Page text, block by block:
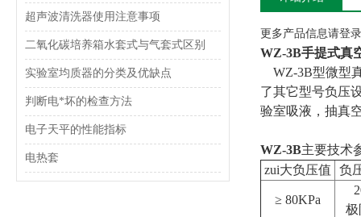
超声波清洗器使用注意事项
二氧化碳培养箱水套式与气套式区别
实验室均质器的分类及优缺点
判断电*坏的检查方法
电子天平的性能指标
电热套
更多产品信息请登
WZ-3B手提式真
WZ-3B型微型
了其它型号负压
验室吸液，抽真
WZ-3B主要技术
zui大负压值
负
≥ 80KPa